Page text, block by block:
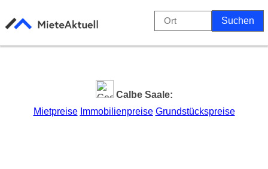
Calbe Saale:
Mietpreise Immobilienpreise Grundstückspreise